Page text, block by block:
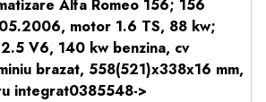
Alfa Romeo 156; 156
motor 1.6 TS, 88 kw;
V6, 140 kw benzina, cv
brazat, 558(521)x338x16 mm,
integrat0385548->